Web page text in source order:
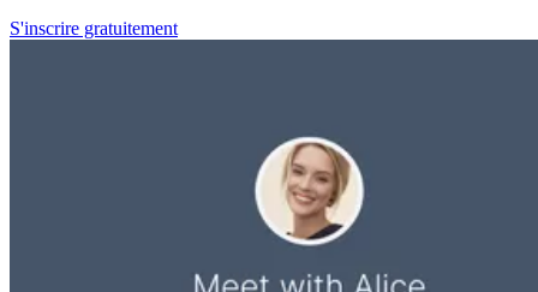
S'inscrire gratuitement